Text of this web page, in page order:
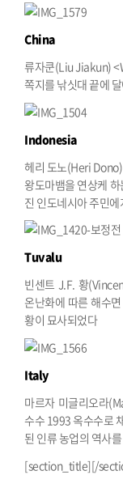
China
류자쿤(Liu Jiakun)
쪽지를 낚싯대 끝에
Indonesia
헤리 도노(Heri
왕도마뱀을 연상케
진 인도네시아 주민
Tuvalu
빈센트 J.F. 황
온난화에 따른 해수
황이 묘사되었다
Italy
마르자 미글리오라
수수 1993옥수수로
된 인류 농업의 역사
[section_title][/